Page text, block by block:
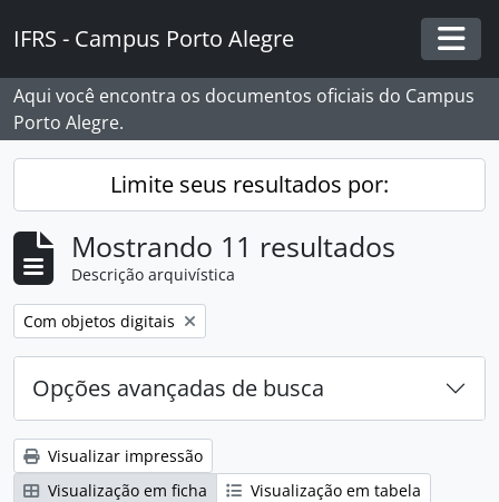
IFRS - Campus Porto Alegre
Aqui você encontra os documentos oficiais do Campus
Porto Alegre.
Limite seus resultados por:
Mostrando 11 resultados
Descrição arquivística
Remover filtro:
Com objetos digitais
Opções avançadas de busca
Visualizar impressão
Visualização em ficha
Visualização em tabela